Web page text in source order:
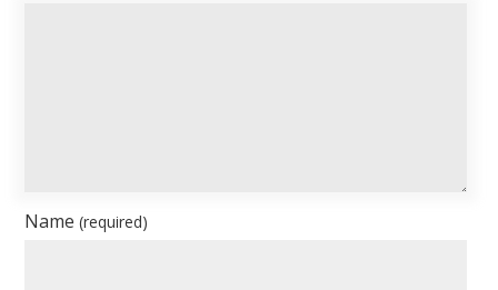
Name(required)